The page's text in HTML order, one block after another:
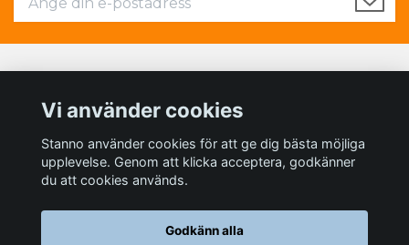
Sociala medier
Vi använder cookies
Stanno använder cookies för att ge dig bästa möjliga
upplevelse. Genom att klicka acceptera, godkänner
du att cookies används.
Godkänn alla